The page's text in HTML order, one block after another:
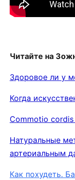
Читайте на
Здоровое ли у
Когда
Commotio
Натуральные
артериальным
Как похудеть.